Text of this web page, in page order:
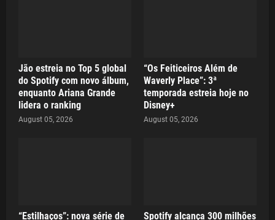
Jão estreia no Top 5 global
do Spotify com novo álbum,
enquanto Ariana Grande
lidera o ranking
August 05, 2026
“Os Feiticeiros Além de
Waverly Place”: 3ª
temporada estreia hoje no
Disney+
August 05, 2026
“Estilhaços”: nova série de Spotify alcança 300 milhões